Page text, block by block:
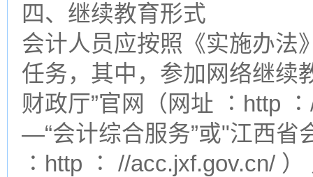
四、继续教育形式
会计人员应按照《实施办法
任务，其中，参加网络继续
财政厅”官网（网址 ∶http
—“会计综合服务”或"江西省
∶http ∶ //acc.jxf.gov.cn/ ）